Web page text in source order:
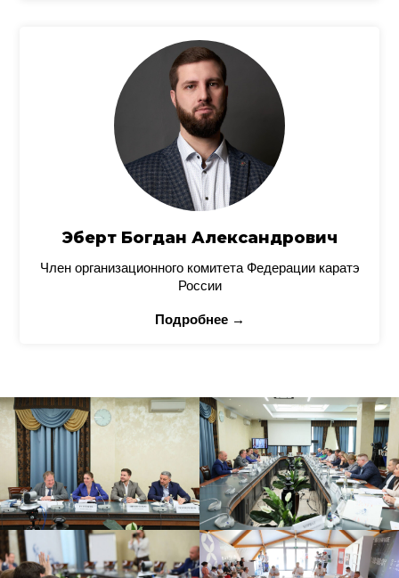
Эберт Богдан Александрович
Член организационного комитета Федерации каратэ
России
Подробнее →